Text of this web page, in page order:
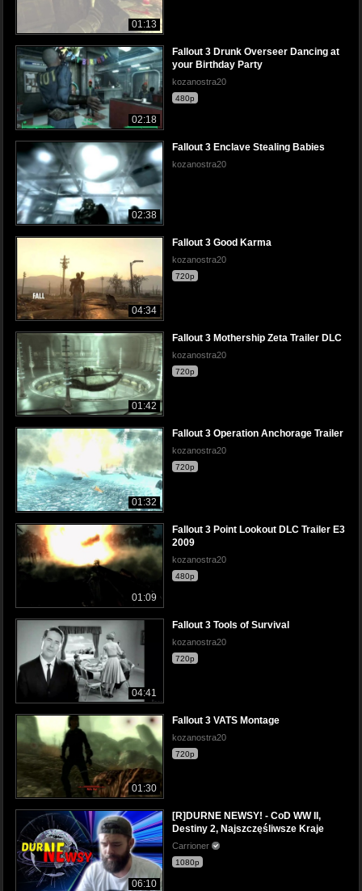
01:13
02:18
Fallout 3 Drunk Overseer Dancing at
your Birthday Party
kozanostra20
480p
02:38
Fallout 3 Enclave Stealing Babies
kozanostra20
04:34
Fallout 3 Good Karma
kozanostra20
720p
01:42
Fallout 3 Mothership Zeta Trailer DLC
kozanostra20
720p
01:32
Fallout 3 Operation Anchorage Trailer
kozanostra20
720p
01:09
Fallout 3 Point Lookout DLC Trailer E3
2009
kozanostra20
480p
04:41
Fallout 3 Tools of Survival
kozanostra20
720p
01:30
Fallout 3 VATS Montage
kozanostra20
720p
06:10
[R]DURNE NEWSY! - CoD WW II,
Destiny 2, Najszczęśliwsze Kraje
Carrioner
1080p